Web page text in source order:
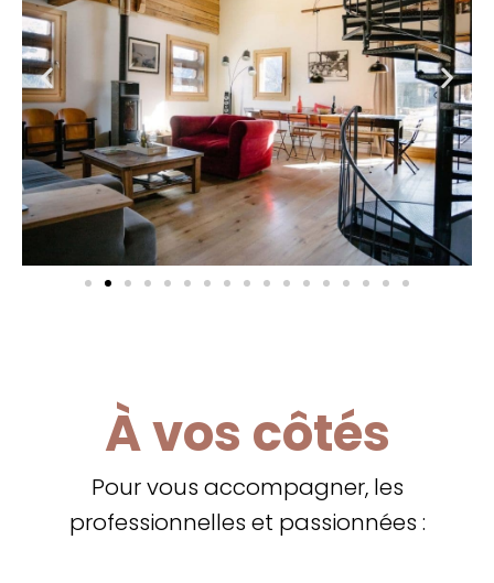
À vos côtés
Pour vous accompagner, les
professionnelles et passionnées :